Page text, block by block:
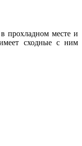
прохладном месте и
сходные с ним